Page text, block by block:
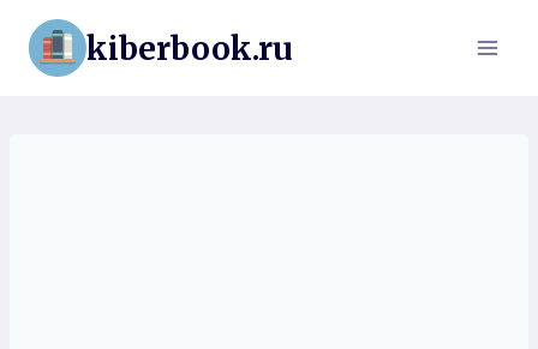
Перейти
содержимому
kiberbook.ru